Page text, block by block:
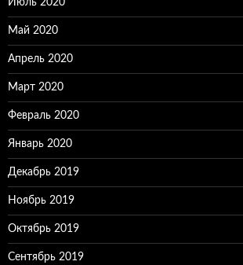
Май 2020
Апрель 2020
Март 2020
Февраль 2020
Январь 2020
Декабрь 2019
Ноябрь 2019
Октябрь 2019
Сентябрь 2019